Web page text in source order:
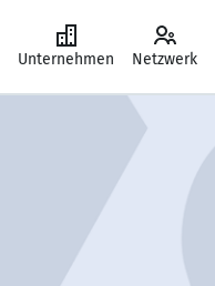
Unternehmen Netzwerk